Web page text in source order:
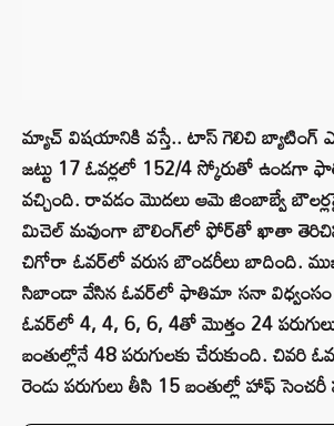
మ్యాచ్ విషయానికి వస్తే.. టాస్ గెలిచి బ్యాటింగ్
జట్టు 17 ఓవర్లలో 152/4 స్కోరుతో
వచ్చింది. రావడం మొదలు ఆమె జింబాబ్వే
మిచెల్ మవుంగా బౌలింగ్‌లో ఫోర్‌తో ఖాతా తెరిచిన
చిగోరా ఓవర్‌లో వరుస బౌండరీలు బాదింది.
సిబాండా వేసిన ఓవర్‌లో ఫాతిమా సనా విధ్వంసం
ఓవర్‌లో 4, 4, 6, 6, 4తో మొత్తం 24
బంతుల్లోనే 48 పరుగులకు చేరుకుంది. చివరి
రెండు పరుగులు తీసి 15 బంతుల్లో హాఫ్ సెంచరీ